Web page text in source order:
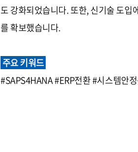
도 강화되었습니다. 또한, 신기술 도입
를 확보했습니다.
주요 키워드
#SAPS4HANA #ERP전환 #시스템안